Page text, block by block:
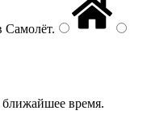
Самолёт.
время.